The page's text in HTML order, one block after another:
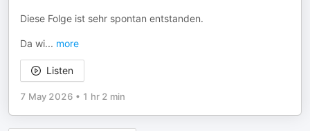
Diese Folge ist sehr spontan entstanden.
Da wi... more
Listen
7 May 2026 • 1 hr 2 min